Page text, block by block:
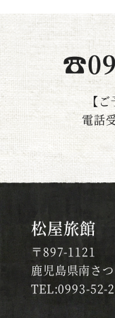
【
電話
松屋旅館
〒897-1121
鹿児島県南さ
TEL:0993-